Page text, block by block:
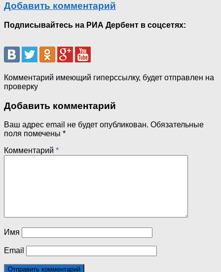
Добавить комментарий
Подписывайтесь на РИА Дербент в соцсетях:
Комментарий имеющий гиперссылку, будет отправлен на
проверку
Добавить комментарий
Ваш адрес email не будет опубликован. Обязательные
поля помечены *
Комментарий *
Имя
Email